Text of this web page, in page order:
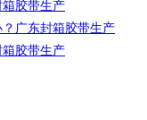
胶带生产
广东封箱胶带生产
胶带生产